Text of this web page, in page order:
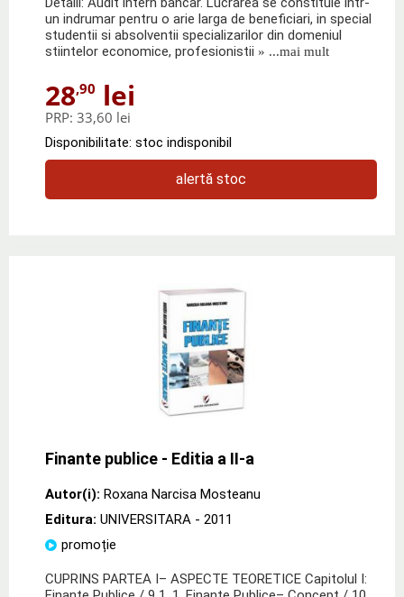
un indrumar pentru o arie larga de beneficiari, in special
studentii si absolventii specializarilor din domeniul
stiintelor economice, profesionistii » ...mai mult
28,90 lei
PRP: 33,60 lei
Disponibilitate: stoc indisponibil
alertă stoc
Finante publice - Editia a II-a
Autor(i): Roxana Narcisa Mosteanu
Editura: UNIVERSITARA - 2011
promoție
CUPRINS PARTEA I– ASPECTE TEORETICE Capitolul I: